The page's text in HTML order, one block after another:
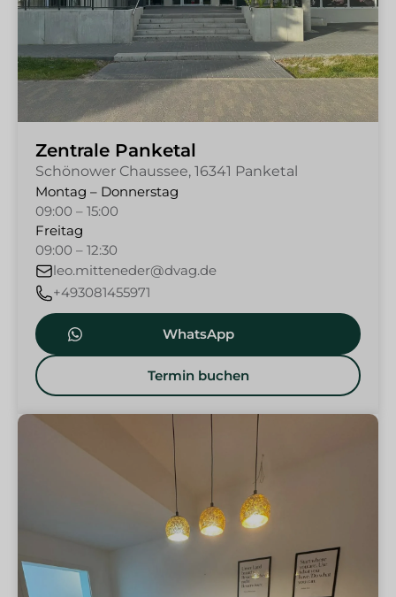
Zentrale Panketal
Schönower Chaussee, 16341 Panketal
Montag – Donnerstag
09:00 – 15:00
Freitag
09:00 – 12:30
leo.mitteneder@dvag.de
+493081455971
WhatsApp
Termin buchen